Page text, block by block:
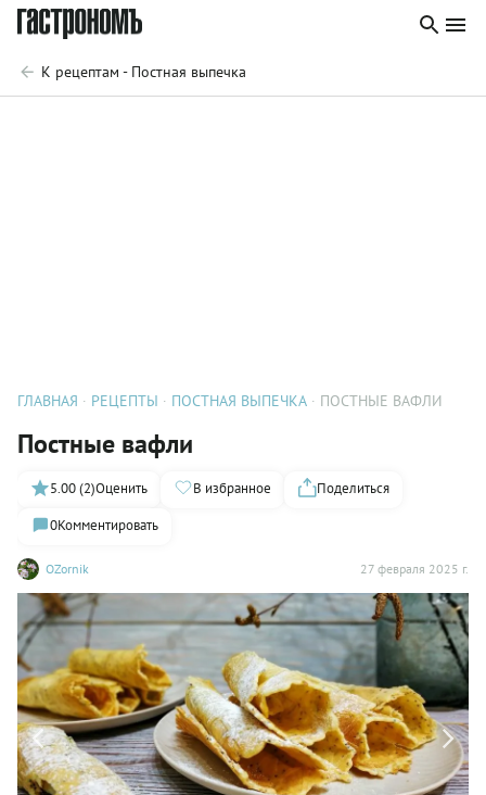
К рецептам - Постная выпечка
ГЛАВНАЯ РЕЦЕПТЫ ПОСТНАЯ ВЫПЕЧКА ПОСТНЫЕ ВАФЛИ
Постные вафли
OZornik 27 февраля 2025 г.
5.00 (2)Оценить В избранное
Поделиться
0Комментировать